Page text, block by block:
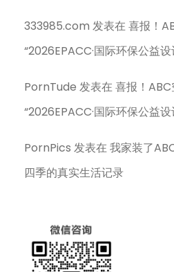
333985.com 发表在喜报！
“2026EPACC·国际环保公益
PornTude 发表在喜报！
“2026EPACC·国际环保公益
PornPics 发表在我家装了
四季的真实生活记录